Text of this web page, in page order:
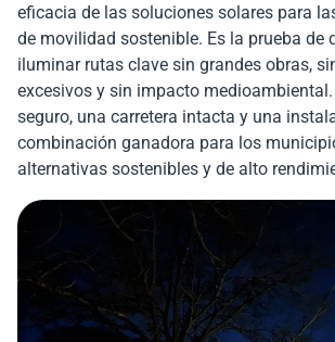
eficacia de las soluciones solares para
de movilidad sostenible. Es la prueba de
iluminar rutas clave sin grandes obras,
excesivos y sin impacto
seguro, una carretera intacta y una
combinación ganadora para los
alternativas sostenibles y de alto